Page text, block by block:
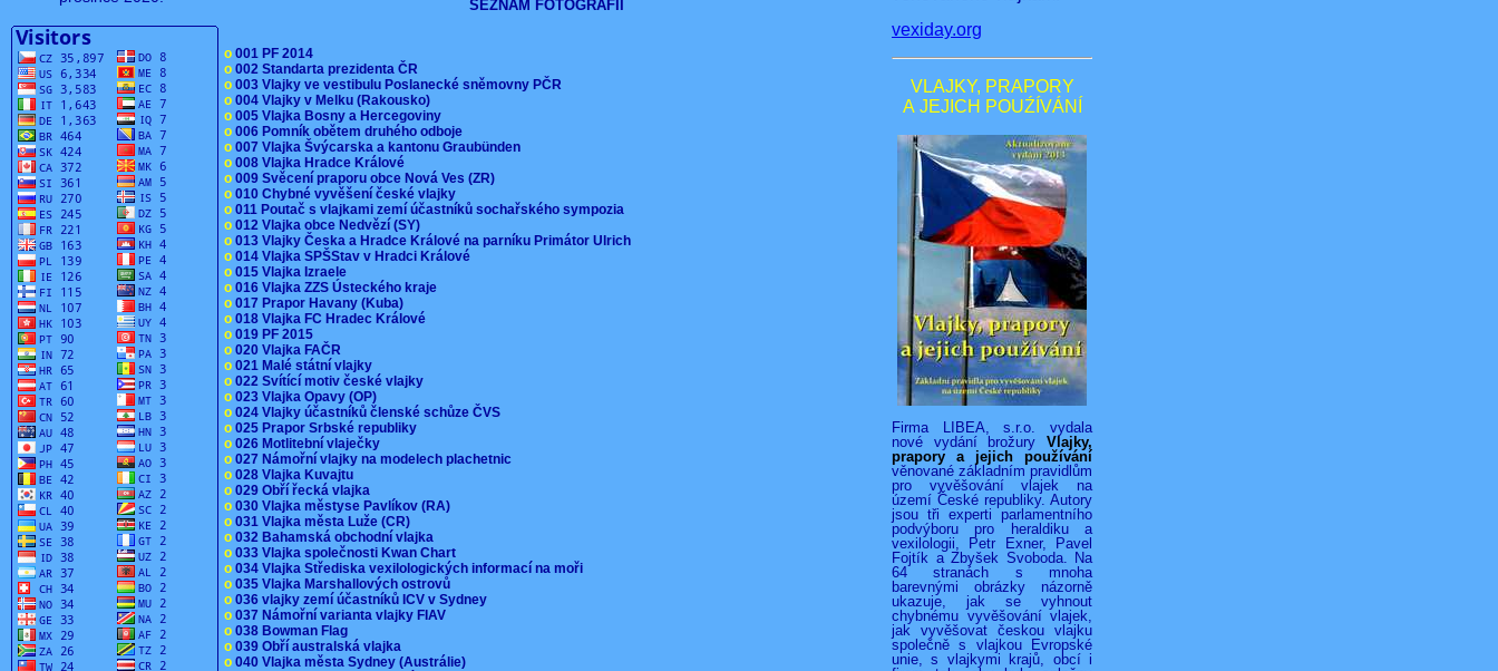
SEZNAM FOTOGRAFIÍ
o 001 PF 2014
o 002 Standarta prezidenta ČR
o 003 Vlajky ve vestibulu Poslanecké sněmovny PČR
o 004 Vlajky v Melku (Rakousko)
o 005 Vlajka Bosny a Hercegoviny
o 006 Pomník obětem druhého odboje
o 007 Vlajka Švýcarska a kantonu Graubünden
o 008 Vlajka Hradce Králové
o 009 Svěcení praporu obce Nová Ves (ZR)
o 010 Chybné vyvěšení české vlajky
o 011 Poutač s vlajkami zemí účastníků sochařského sympozia
o 012 Vlajka obce Nedvězí (SY)
o 013 Vlajky Česka a Hradce Králové na parníku Primátor Ulrich
o 014 Vlajka SPŠStav v Hradci Králové
o 015 Vlajka Izraele
o 016 Vlajka ZZS Ústeckého kraje
o 017 Prapor Havany (Kuba)
o 018 Vlajka FC Hradec Králové
o 019 PF 2015
o 020 Vlajka FAČR
o 021 Malé státní vlajky
o 022 Svítící motiv české vlajky
o 023 Vlajka Opavy (OP)
o 024 Vlajky účastníků členské schůze ČVS
o 025 Prapor Srbské republiky
o 026 Motlitební vlaječky
o 027 Námořní vlajky na modelech plachetnic
o 028 Vlajka Kuvajtu
o 029 Obří řecká vlajka
o 030 Vlajka městyse Pavlíkov (RA)
o 031 Vlajka města Luže (CR)
o 032 Bahamská obchodní vlajka
o 033 Vlajka společnosti Kwan Chart
o 034 Vlajka Střediska vexilologických informací na moři
o 035 Vlajka Marshallových ostrovů
o 036 vlajky zemí účastníků ICV v Sydney
o 037 Námořní varianta vlajky FIAV
o 038 Bowman Flag
o 039 Obří australská vlajka
o 040 Vlajka města Sydney (Austrálie)
vexiday.org
VLAJKY, PRAPORY
A JEJICH POUŹÍVÁNÍ
Firma LIBEA, s.r.o. vydala
nové vydání brožury Vlajky,
prapory a jejich používání
věnované základním pravidlům
pro vyvěšování vlajek na
území České republiky. Autory
jsou tři experti parlamentního
podvýboru pro heraldiku a
vexilologii, Petr Exner, Pavel
Fojtík a Zbyšek Svoboda. Na
64 stranách s mnoha
barevnými obrázky názorně
ukazuje, jak se vyhnout
chybnému vyvěšování vlajek,
jak vyvěšovat českou vlajku
společně s vlajkou Evropské
unie, s vlajkymi krajů, obcí i